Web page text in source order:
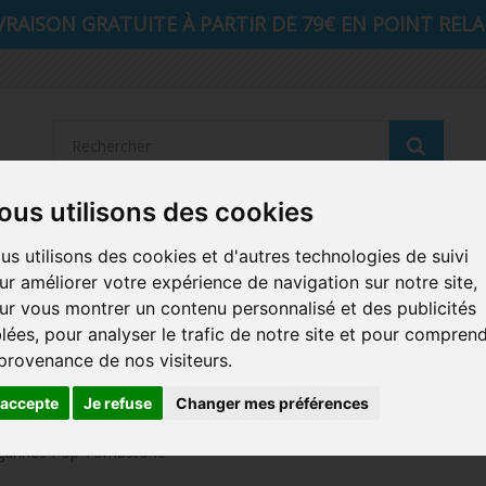
utilisons des cookies
utilisons des cookies et d'autres technologies de suivi
améliorer votre expérience de navigation sur notre site,
vous montrer un contenu personnalisé et des publicités
pour analyser le trafic de notre site et pour
de nos visiteurs.
Je refuse Changer mes préférences
GRATUITE À PARTIR DE 79€ EN POINT
AUTRES COMICS MUSIQUE SPORTS POP
FUNKO HOME FUNKO VINYL SODA RETRO
CARTE A JOUER
Pop Tombstone